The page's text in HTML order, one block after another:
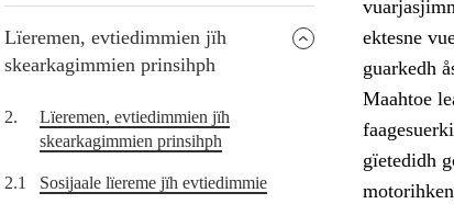
Lïeremen, evtiedimmien jïh
skearkagimmien prinsihph
2.
Lïeremen, evtiedimmien jïh
skearkagimmien prinsihph
2.1 Sosijaale lïereme jïh evtiedimmie
ektesne
guarkedh
Maahtoe
gïetedidh